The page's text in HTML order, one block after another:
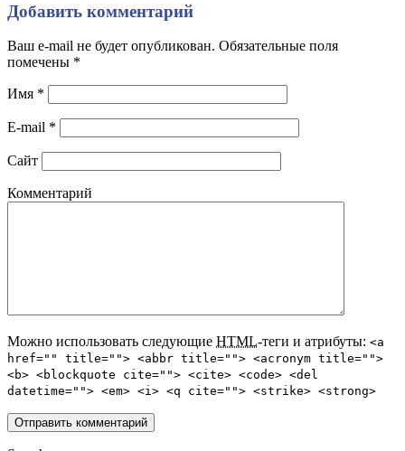
Добавить комментарий
Ваш e-mail не будет опубликован. Обязательные поля
помечены *
Имя *
E-mail *
Сайт
Комментарий
Можно использовать следующие HTML-теги и атрибуты: <a
href="" title=""> <abbr title=""> <acronym title="">
<b> <blockquote cite=""> <cite> <code> <del
datetime=""> <em> <i> <q cite=""> <strike> <strong>